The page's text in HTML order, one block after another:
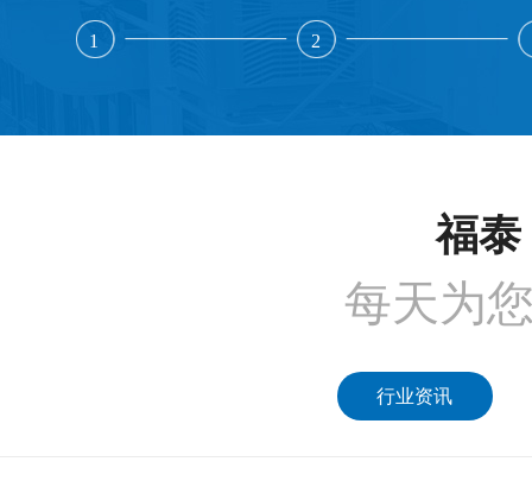
1 2
福泰
每天为
行业资讯